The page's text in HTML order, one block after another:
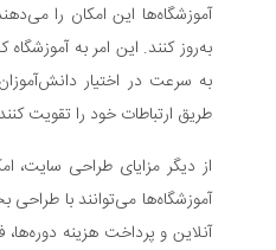
آموزشگاه‌ها این امکان را
به‌روز کنند. این امر به آموزشگاه
به سرعت در اختیار دانش‌آموزان و
طریق ارتباطات خود را تقویت کنند.
از دیگر مزایای طراحی سایت،
آموزشگاه‌ها می‌توانند با طراحی
آنلاین و پرداخت هزینه دوره‌ها،